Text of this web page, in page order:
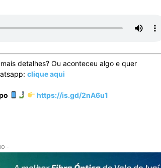
detalhes? Ou aconteceu algo e quer
clique aqui
https://is.gd/2nA6u1
-